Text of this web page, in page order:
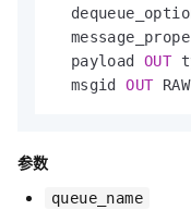
  payload
OUT
  msgid
OUT
参数
queue_name